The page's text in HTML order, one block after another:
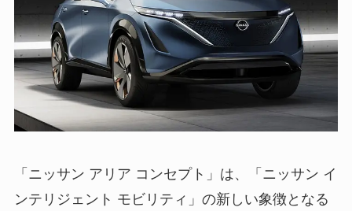
「ニッサン アリア コンセプト」は、「ニッサン イ
ンテリジェント モビリティ」の新しい象徴となる